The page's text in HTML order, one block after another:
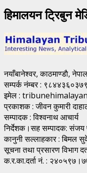
हिमालयन ट्रिबुन
नयाँबानेश्वर, काठमाण्डाै,
सम्पर्क नंम्बर : ९८४४३६०३७९
इमेल :
प्रकाशक : जीवन कुमारी
सम्पादक : विश्वनाथ आचार्य
निर्देशक।सह सम्पादक: संजय
कानुनी सल्लाहकार : बिमल
सूचना तथा प्रसारण विभाग
क.र.का.दर्ता नं. :